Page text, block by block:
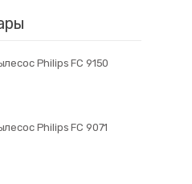
Philips FC 9150
Philips FC 9071